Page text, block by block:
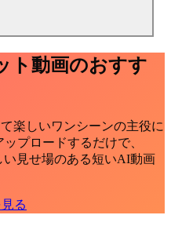
ト動画のおすす
楽しいワンシーンの主役に
プロードするだけで、
い見せ場のある短いAI動画
る